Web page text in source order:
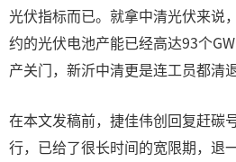
光伏指标而已。就拿中清光伏来说
约的光伏电池产能已经高达93个
产关门，新沂中清更是连工员都清退
在本文发稿前，捷佳伟创回复赶
行，已给了很长时间的宽限期，退